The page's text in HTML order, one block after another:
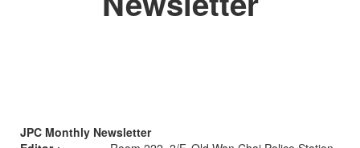
JPC Monthly Newsletter